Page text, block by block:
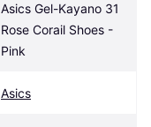
Asics Gel-Kayano 31
Rose Corail Shoes -
Pink
Asics